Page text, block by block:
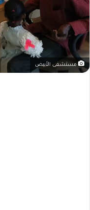
مستشفى الأبيض